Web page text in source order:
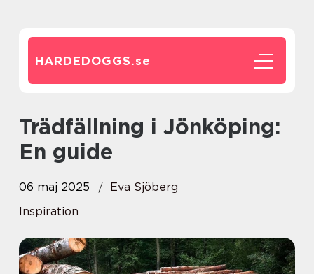
HARDEDOGGS.se
Trädfällning i Jönköping:
En guide
06 maj 2025
Eva Sjöberg
Inspiration